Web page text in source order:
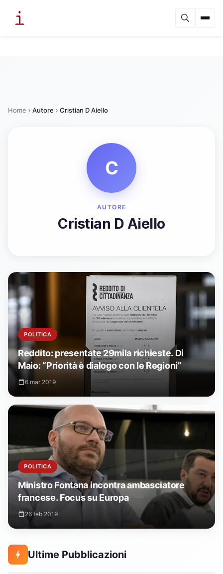
Home Autore Cristian D Aiello
C
AUTORE
Cristian D Aiello
POLITICA
Reddito: presentate 29mila richieste. Di
Maio: “Priorità è dialogo con le Regioni”
6 mar 2019
POLITICA
Ministro Fontana incontra ambasciatore
francese. Focus su Europa
26 feb 2019
Ultime Pubblicazioni